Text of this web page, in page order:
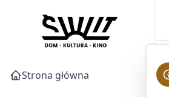
Strona główna